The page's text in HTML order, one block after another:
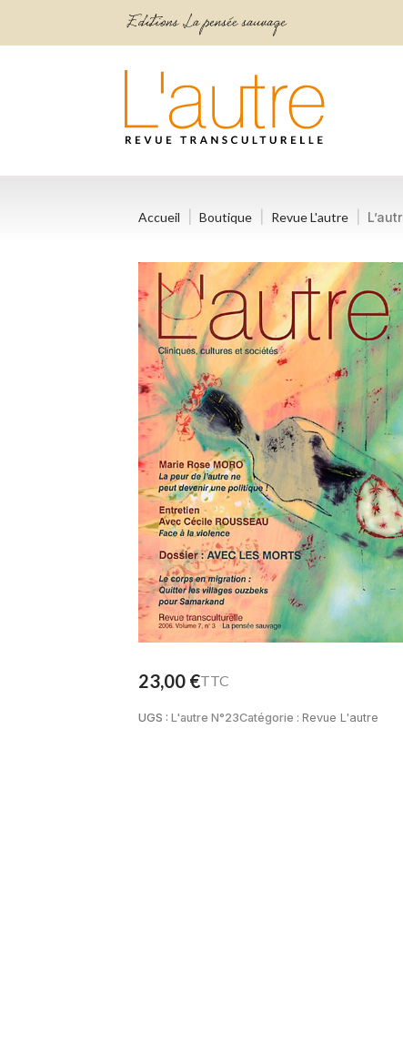
Accueil Boutique Revue L'autre
23,00 €TTC
UGS : L'autre N°23Catégorie : Revue L'autre